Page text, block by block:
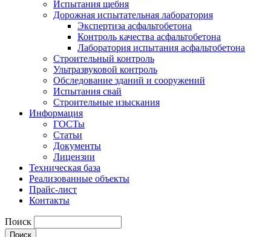
Испытания щебня
Дорожная испытательная лаборатория
Экспертиза асфальтобетона
Контроль качества асфальтобетона
Лаборатория испытания асфальтобетона
Строительный контроль
Ультразвуковой контроль
Обследование зданий и сооружений
Испытания свай
Строительные изыскания
Информация
ГОСТы
Статьи
Документы
Лицензии
Техническая база
Реализованные объекты
Прайс-лист
Контакты
Поиск